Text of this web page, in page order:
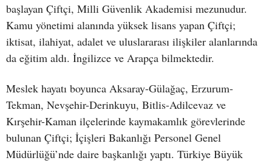
başlayan Çiftçi, Milli Güvenlik Akademisi mezunudur.
Kamu yönetimi alanında yüksek lisans yapan Çiftçi;
iktisat, ilahiyat, adalet ve uluslararası ilişkiler alanlarında
da eğitim aldı. İngilizce ve Arapça bilmektedir.
Meslek hayatı boyunca Aksaray-Gülağaç, Erzurum-
Tekman, Nevşehir-Derinkuyu, Bitlis-Adilcevaz ve
Kırşehir-Kaman ilçelerinde kaymakamlık görevlerinde
bulunan Çiftçi; İçişleri Bakanlığı Personel Genel
Müdürlüğü’nde daire başkanlığı yaptı. Türkiye Büyük